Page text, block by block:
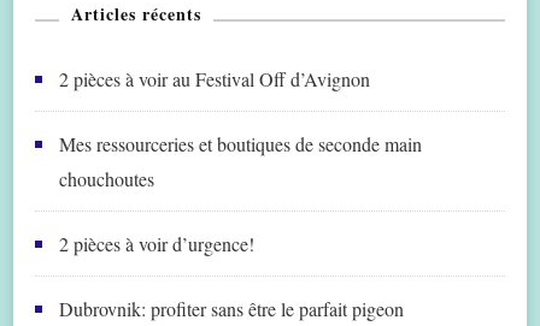
Articles récents
2 pièces à voir au Festival Off d’Avignon
Mes ressourceries et boutiques de seconde main
chouchoutes
2 pièces à voir d’urgence!
Dubrovnik: profiter sans être le parfait pigeon